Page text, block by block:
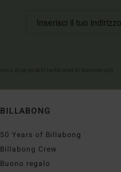
BILLABONG
50 Years of Billabong
Billabong Crew
Buono regalo